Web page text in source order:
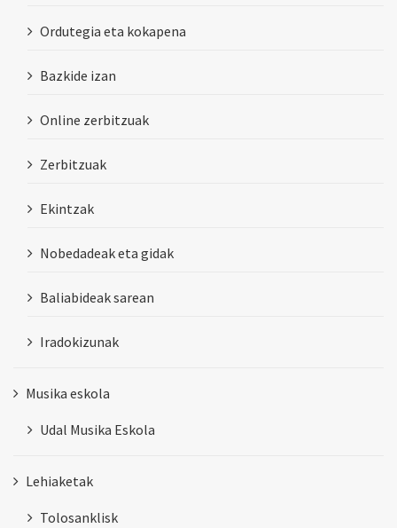
Ordutegia eta kokapena
Bazkide izan
Online zerbitzuak
Zerbitzuak
Ekintzak
Nobedadeak eta gidak
Baliabideak sarean
Iradokizunak
Musika eskola
Udal Musika Eskola
Lehiaketak
Tolosanklisk